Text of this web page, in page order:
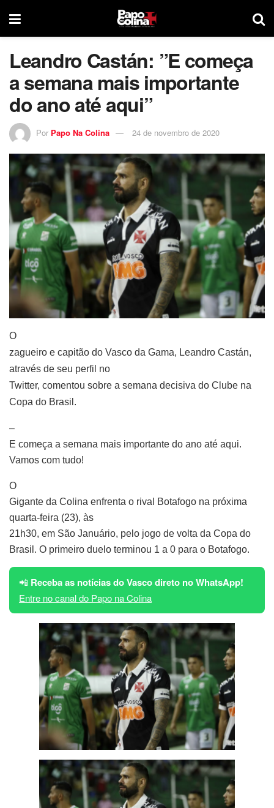
Leandro Castán: ”E começa
a semana mais importante
do ano até aqui”
Por Papo Na Colina 24 de novembro de 2020
O
zagueiro e capitão do Vasco da Gama, Leandro Castán,
através de seu perfil no
Twitter, comentou sobre a semana decisiva do Clube na
Copa do Brasil.
–
E começa a semana mais importante do ano até aqui.
Vamos com tudo!
O
Gigante da Colina enfrenta o rival Botafogo na próxima
quarta-feira (23), às
21h30, em São Januário, pelo jogo de volta da Copa do
Brasil. O primeiro duelo terminou 1 a 0 para o Botafogo.
📲 Receba as notícias do Vasco direto no WhatsApp!
Entre no canal do Papo na Colina